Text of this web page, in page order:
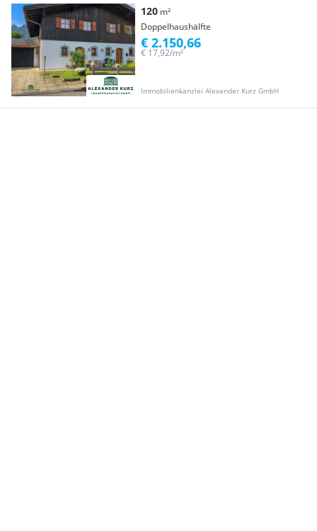
120 m²
Doppelhaushälfte
Immobilienkanzlei Alexander Kurz GmbH
€ 17,92/m²
€ 2.150,66